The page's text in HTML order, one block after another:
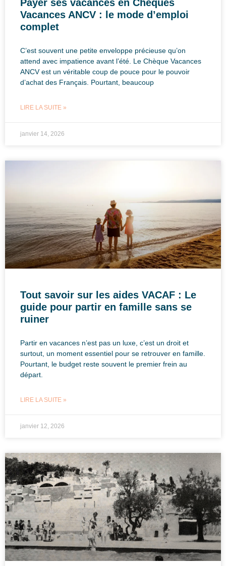
Payer ses vacances en Chèques
Vacances ANCV : le mode d’emploi
complet
C’est souvent une petite enveloppe précieuse qu’on
attend avec impatience avant l’été. Le Chèque Vacances
ANCV est un véritable coup de pouce pour le pouvoir
d’achat des Français. Pourtant, beaucoup
LIRE LA SUITE »
janvier 14, 2026
Tout savoir sur les aides VACAF : Le
guide pour partir en famille sans se
ruiner
Partir en vacances n’est pas un luxe, c’est un droit et
surtout, un moment essentiel pour se retrouver en famille.
Pourtant, le budget reste souvent le premier frein au
départ.
LIRE LA SUITE »
janvier 12, 2026